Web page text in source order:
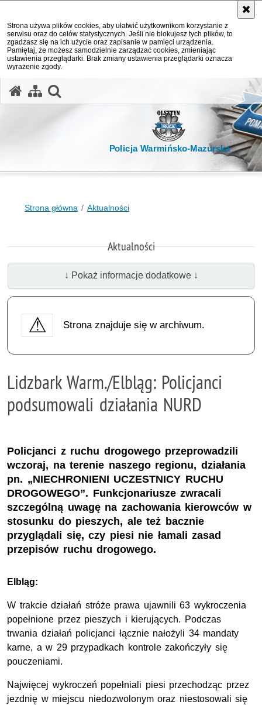
Strona używa plików cookies, aby ułatwić użytkownikom korzystanie z
serwisu oraz do celów statystycznych. Jeśli nie blokujesz tych plików, to
zgadzasz się na ich użycie oraz zapisanie w pamięci urządzenia.
Pamiętaj, że możesz samodzielnie zarządzać cookies, zmieniając
ustawienia przeglądarki. Brak zmiany ustawienia przeglądarki oznacza
wyrażenie zgody.
Policja Warmińsko-Mazurska
Strona główna Aktualności
Aktualności
↓ Pokaż informacje dodatkowe ↓
Strona znajduje się w archiwum.
Lidzbark Warm./Elbląg: Policjanci
podsumowali działania NURD
Policjanci z ruchu drogowego przeprowadzili
wczoraj, na terenie naszego regionu, działania
pn. „NIECHRONIENI UCZESTNICY RUCHU
DROGOWEGO”. Funkcjonariusze zwracali
szczególną uwagę na zachowania kierowców w
stosunku do pieszych, ale też bacznie
przyglądali się, czy piesi nie łamali zasad
przepisów ruchu drogowego.
Elbląg:
W trakcie działań stróże prawa ujawnili 63 wykroczenia
popełnione przez pieszych i kierujących. Podczas
trwania działań policjanci łącznie nałożyli 34 mandaty
karne, a w 29 przypadkach kontrole zakończyły się
pouczeniami.
Najwięcej wykroczeń popełniali piesi przechodząc przez
jezdnię w miejscu niedozwolonym oraz niestosowali się